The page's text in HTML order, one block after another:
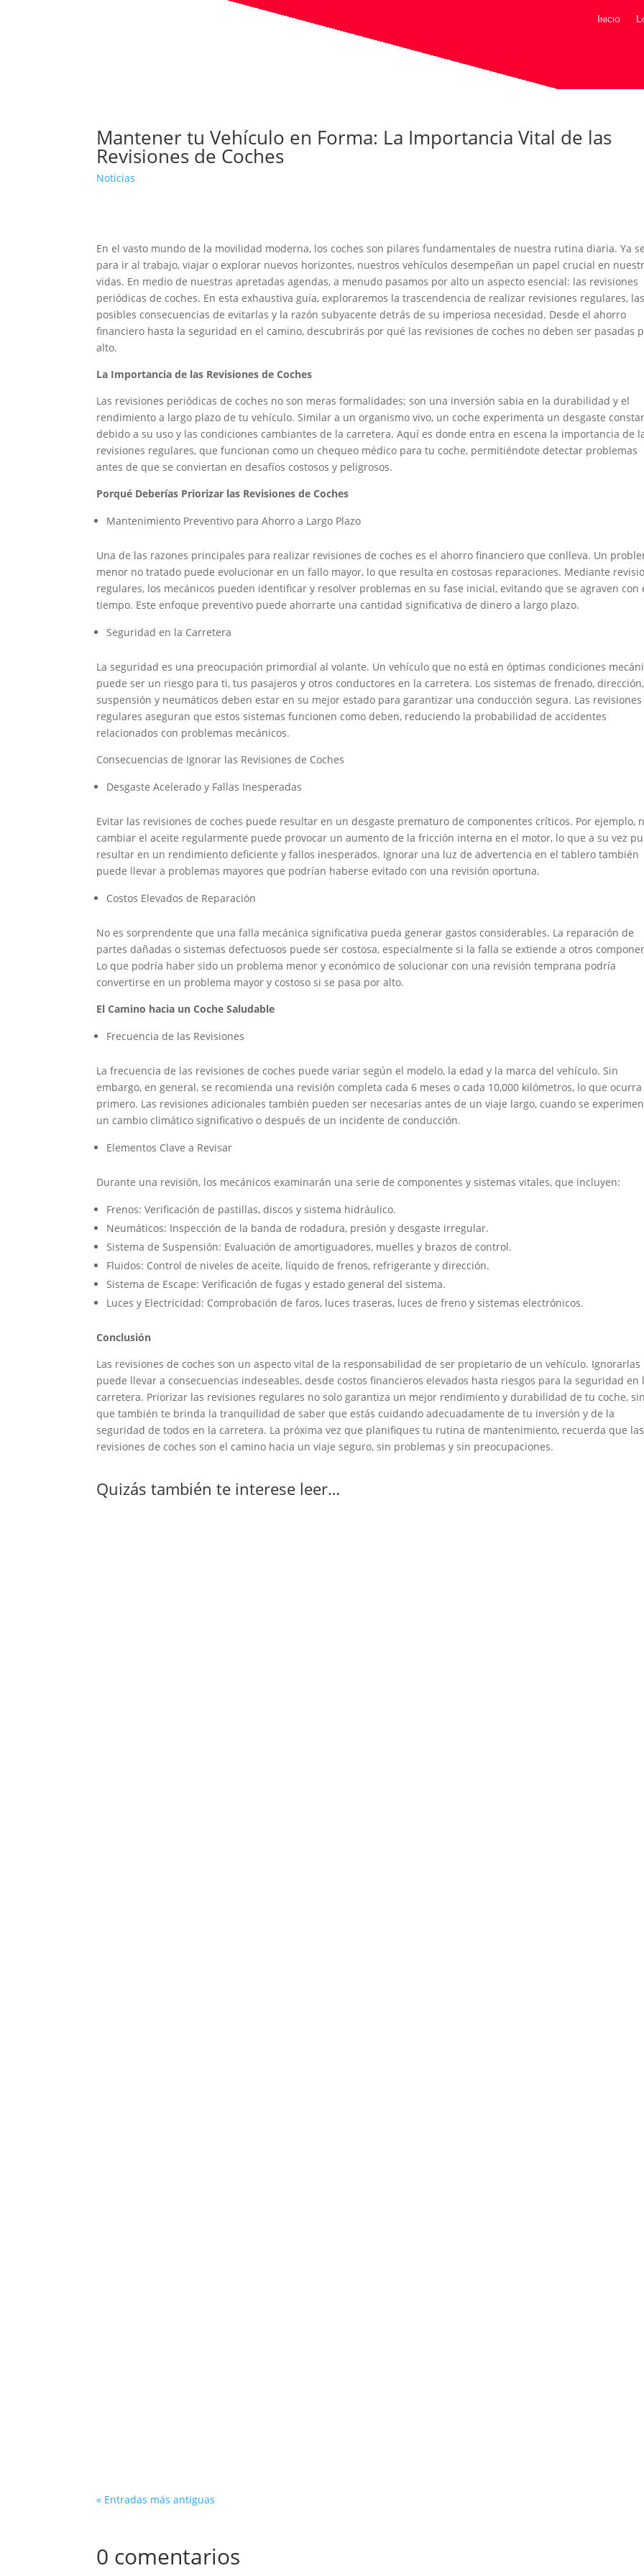
Inicio
Mantener tu Vehículo en Forma: La Importancia Vital de las
Revisiones de Coches
Noticias
En el vasto mundo de la movilidad moderna, los coches son pilares fundamentales de nuestra rutina diaria. Ya
para ir al trabajo, viajar o explorar nuevos horizontes, nuestros vehículos desempeñan un papel crucial en
vidas. En medio de nuestras apretadas agendas, a menudo pasamos por alto un aspecto esencial: las revisiones
periódicas de coches. En esta exhaustiva guía, exploraremos la trascendencia de realizar revisiones regulares,
posibles consecuencias de evitarlas y la razón subyacente detrás de su imperiosa necesidad. Desde el ahorro
financiero hasta la seguridad en el camino, descubrirás por qué las revisiones de coches no deben ser pasadas
alto.
La Importancia de las Revisiones de Coches
Las revisiones periódicas de coches no son meras formalidades; son una inversión sabia en la durabilidad y el
rendimiento a largo plazo de tu vehículo. Similar a un organismo vivo, un coche experimenta un desgaste
debido a su uso y las condiciones cambiantes de la carretera. Aquí es donde entra en escena la importancia de
revisiones regulares, que funcionan como un chequeo médico para tu coche, permitiéndote detectar problemas
antes de que se conviertan en desafíos costosos y peligrosos.
Porqué Deberías Priorizar las Revisiones de Coches
Mantenimiento Preventivo para Ahorro a Largo Plazo
Una de las razones principales para realizar revisiones de coches es el ahorro financiero que conlleva. Un
menor no tratado puede evolucionar en un fallo mayor, lo que resulta en costosas reparaciones. Mediante
regulares, los mecánicos pueden identificar y resolver problemas en su fase inicial, evitando que se agraven con
tiempo. Este enfoque preventivo puede ahorrarte una cantidad significativa de dinero a largo plazo.
Seguridad en la Carretera
La seguridad es una preocupación primordial al volante. Un vehículo que no está en óptimas condiciones
puede ser un riesgo para ti, tus pasajeros y otros conductores en la carretera. Los sistemas de frenado, dirección,
suspensión y neumáticos deben estar en su mejor estado para garantizar una conducción segura. Las revisiones
regulares aseguran que estos sistemas funcionen como deben, reduciendo la probabilidad de accidentes
relacionados con problemas mecánicos.
Consecuencias de Ignorar las Revisiones de Coches
Desgaste Acelerado y Fallas Inesperadas
Evitar las revisiones de coches puede resultar en un desgaste prematuro de componentes críticos. Por ejemplo,
cambiar el aceite regularmente puede provocar un aumento de la fricción interna en el motor, lo que a su vez
resultar en un rendimiento deficiente y fallos inesperados. Ignorar una luz de advertencia en el tablero también
puede llevar a problemas mayores que podrían haberse evitado con una revisión oportuna.
Costos Elevados de Reparación
No es sorprendente que una falla mecánica significativa pueda generar gastos considerables. La reparación de
partes dañadas o sistemas defectuosos puede ser costosa, especialmente si la falla se extiende a otros
Lo que podría haber sido un problema menor y económico de solucionar con una revisión temprana podría
convertirse en un problema mayor y costoso si se pasa por alto.
El Camino hacia un Coche Saludable
Frecuencia de las Revisiones
La frecuencia de las revisiones de coches puede variar según el modelo, la edad y la marca del vehículo. Sin
embargo, en general, se recomienda una revisión completa cada 6 meses o cada 10,000 kilómetros, lo que ocurra
primero. Las revisiones adicionales también pueden ser necesarias antes de un viaje largo, cuando se
un cambio climático significativo o después de un incidente de conducción.
Elementos Clave a Revisar
Durante una revisión, los mecánicos examinarán una serie de componentes y sistemas vitales, que incluyen:
Frenos: Verificación de pastillas, discos y sistema hidráulico.
Neumáticos: Inspección de la banda de rodadura, presión y desgaste irregular.
Sistema de Suspensión: Evaluación de amortiguadores, muelles y brazos de control.
Fluidos: Control de niveles de aceite, líquido de frenos, refrigerante y dirección.
Sistema de Escape: Verificación de fugas y estado general del sistema.
Luces y Electricidad: Comprobación de faros, luces traseras, luces de freno y sistemas electrónicos.
Conclusión
Las revisiones de coches son un aspecto vital de la responsabilidad de ser propietario de un vehículo. Ignorarlas
puede llevar a consecuencias indeseables, desde costos financieros elevados hasta riesgos para la seguridad en
carretera. Priorizar las revisiones regulares no solo garantiza un mejor rendimiento y durabilidad de tu coche,
que también te brinda la tranquilidad de saber que estás cuidando adecuadamente de tu inversión y de la
seguridad de todos en la carretera. La próxima vez que planifiques tu rutina de mantenimiento, recuerda que las
revisiones de coches son el camino hacia un viaje seguro, sin problemas y sin preocupaciones.
Quizás también te interese leer…
« Entradas más antiguas
0 comentarios